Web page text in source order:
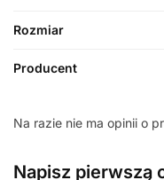
Rozmiar
Producent
Na razie nie ma opinii o
Napisz pierwszą